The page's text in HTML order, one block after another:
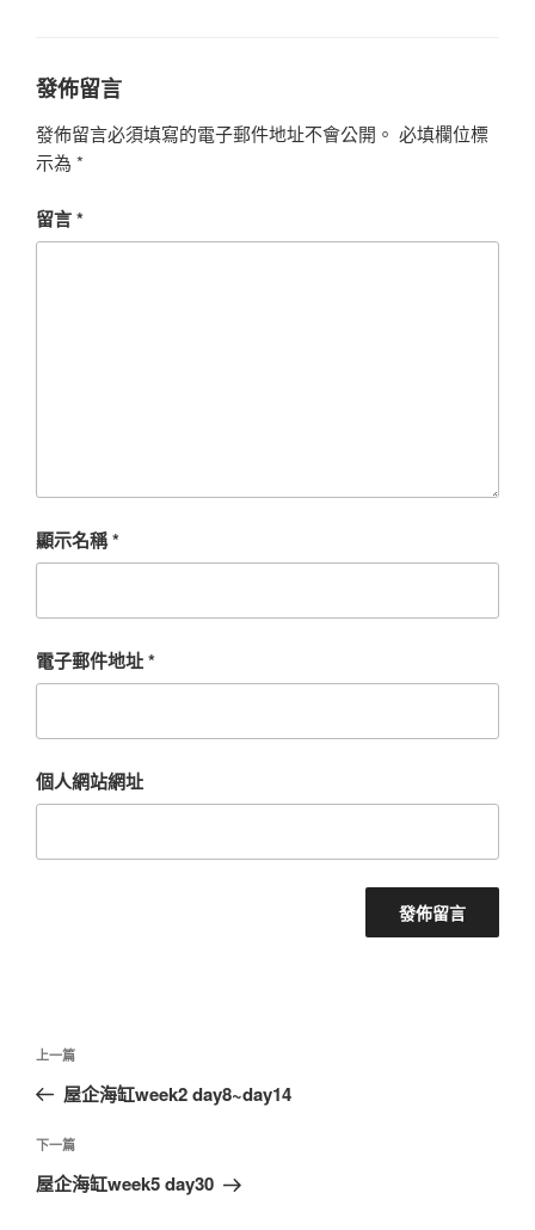
發佈留言
發佈留言必須填寫的電子郵件地址不會公開。 必填欄位標
示為 *
留言*
顯示名稱*
電子郵件地址*
個人網站網址
文
導
覽
上
一
文
章
上一篇
屋企海缸week2 day8~day14
下
一
下一篇
屋企海缸week5 day30